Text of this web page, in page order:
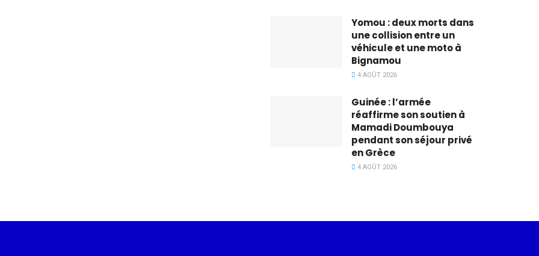
Yomou : deux morts dans
une collision entre un
véhicule et une moto à
Bignamou
4 AOÛT 2026
Guinée : l’armée
réaffirme son soutien à
Mamadi Doumbouya
pendant son séjour privé
en Grèce
4 AOÛT 2026